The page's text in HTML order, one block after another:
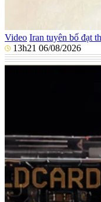
Video Iran tuyên bố đạt
13h21 06/08/2026